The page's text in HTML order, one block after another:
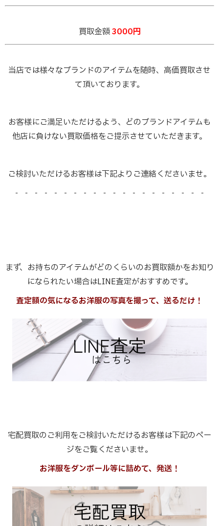
買取金額3000円
当店では様々なブランドのアイテムを随時、高価買取させ
て頂いております。
お客様にご満足いただけるよう、どのブランドアイテムも
他店に負けない買取価格をご提示させていただきます。
ご検討いただけるお客様は下記よりご連絡くださいませ。
- - - - - - - - - - - - - - - - - - - -
まず、お持ちのアイテムがどのくらいのお買取額かをお知り
になられたい場合はLINE査定がおすすめです。
査定額の気になるお洋服の写真を撮って、送るだけ！
宅配買取のご利用をご検討いただけるお客様は下記のペー
ジをご覧くださいませ。
お洋服をダンボール等に詰めて、発送！